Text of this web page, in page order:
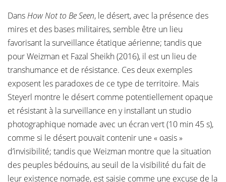
DansHow Not to Be Seen, le désert, avec la présence des
mires et des bases militaires, semble être un lieu
favorisant la surveillance étatique aérienne; tandis que
pour Weizman et Fazal Sheikh (2016), il est un lieu de
transhumance et de résistance. Ces deux exemples
exposent les paradoxes de ce type de territoire. Mais
Steyerl montre le désert comme potentiellement opaque
et résistant à la surveillance en y installant un studio
photographique nomade avec un écran vert (10 min 45 s),
comme si le désert pouvait contenir une « oasis »
d’invisibilité; tandis que Weizman montre que la situation
des peuples bédouins, au seuil de la visibilité du fait de
leur existence nomade, est saisie comme une excuse de la